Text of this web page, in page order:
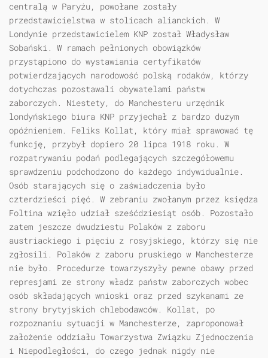
centralą w Paryżu, powołane zostały
przedstawicielstwa w stolicach alianckich. W
Londynie przedstawicielem KNP został Władysław
Sobański. W ramach pełnionych obowiązków
przystąpiono do wystawiania certyfikatów
potwierdzających narodowość polską rodaków, którzy
dotychczas pozostawali obywatelami państw
zaborczych. Niestety, do Manchesteru urzędnik
londyńskiego biura KNP przyjechał z bardzo dużym
opóźnieniem. Feliks Kollat, który miał sprawować tę
funkcję, przybył dopiero 20 lipca 1918 roku. W
rozpatrywaniu podań podlegających szczegółowemu
sprawdzeniu podchodzono do każdego indywidualnie.
Osób starających się o zaświadczenia było
czterdzieści pięć. W zebraniu zwołanym przez księdza
Foltina wzięło udział sześćdziesiąt osób. Pozostało
zatem jeszcze dwudziestu Polaków z zaboru
austriackiego i pięciu z rosyjskiego, którzy się nie
zgłosili. Polaków z zaboru pruskiego w Manchesterze
nie było. Procedurze towarzyszyły pewne obawy przed
represjami ze strony władz państw zaborczych wobec
osób składających wnioski oraz przed szykanami ze
strony brytyjskich chlebodawców. Kollat, po
rozpoznaniu sytuacji w Manchesterze, zaproponował
założenie oddziału Towarzystwa Związku Zjednoczenia
i Niepodległości, do czego jednak nigdy nie